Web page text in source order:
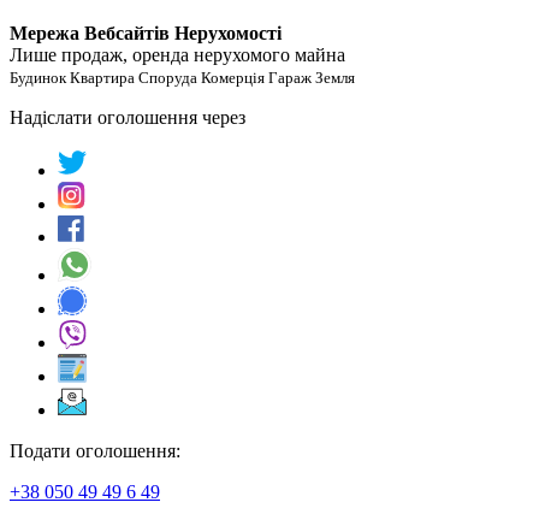
Мережа Вебсайтів Нерухомості
Лише продаж, оренда нерухомого майна
Будинок Квартира Споруда Комерція Гараж Земля
Надіслати оголошення через
Подати оголошення:
+38 050 49 49 6 49